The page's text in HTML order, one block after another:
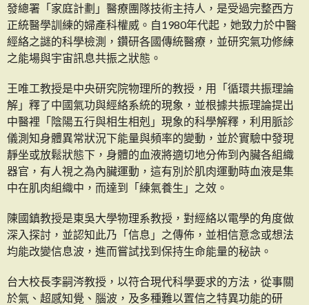
發總署「家庭計劃」醫療團隊技術主持人，是受過完整西方
正統醫學訓練的婦產科權威。自1980年代起，她致力於中醫
經絡之謎的科學檢測，鑽研各國傳統醫療，並研究氣功修練
之能場與宇宙訊息共振之狀態。
王唯工教授是中央研究院物理所的教授，用「循環共振理論
解」釋了中國氣功與經絡系統的現象，並根據共振理論提出
中醫裡「陰陽五行與相生相剋」現象的科學解釋，利用脈診
儀測知身體異常狀況下能量與頻率的變動，並於實驗中發現
靜坐或放鬆狀態下，身體的血液將適切地分佈到內臟各組織
器官，有人視之為內臟運動，這有別於肌肉運動時血液是集
中在肌肉組織中，而達到「練氣養生」之效。
陳國鎮教授是東吳大學物理系教授，對經絡以電學的角度做
深入探討，並認知此乃「信息」之傳佈，並相信意念或想法
均能改變信息波，進而嘗試找到保持生命能量的秘訣。
台大校長李嗣涔教授，以符合現代科學要求的方法，從事關
於氣、超感知覺、腦波，及多種難以置信之特異功能的研